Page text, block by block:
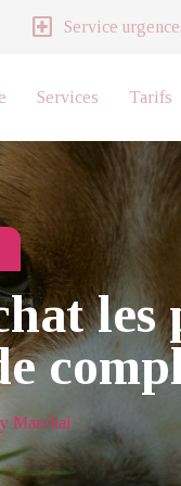
local_hospital Service
Services Tarifs
les
Marchal